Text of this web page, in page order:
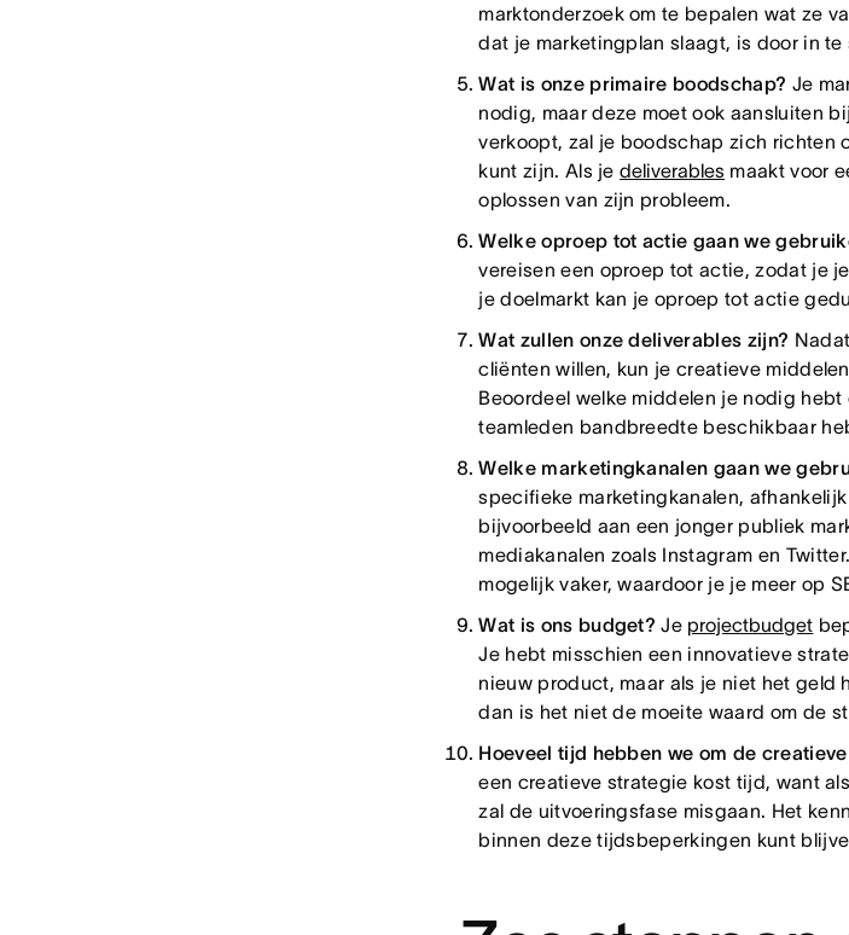
marktonderzoek om te bepalen wat ze
dat je marketingplan slaagt, is door in
Wat is onze primaire boodschap? Je
nodig, maar deze moet ook aansluiten
verkoopt, zal je boodschap zich richten
kunt zijn. Als jedeliverables maakt voor
oplossen van zijn probleem.
Welke oproep tot actie gaan we
vereisen een oproep tot actie, zodat je
je doelmarkt kan je oproep tot actie
Wat zullen onze deliverables zijn?
cliënten willen, kun je creatieve
Beoordeel welke middelen je nodig
teamleden bandbreedte beschikbaar
Welke marketingkanalen gaan we
specifieke marketingkanalen,
bijvoorbeeld aan een jonger publiek
mediakanalen zoals Instagram en
mogelijk vaker, waardoor je je meer op
Wat is ons budget?Je projectbudget
Je hebt misschien een innovatieve
nieuw product, maar als je niet het
dan is het niet de moeite waard om de
Hoeveel tijd hebben we om de
een creatieve strategie kost tijd, want
zal de uitvoeringsfase misgaan. Het
binnen deze tijdsbeperkingen kunt